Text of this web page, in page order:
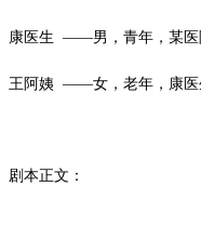
康医生 ——男，青年，某医
王阿姨 ——女，老年，康医
剧本正文：